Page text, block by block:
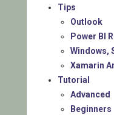
Tips
Outlook
Power BI
Windows,
Xamarin
Tutorial
Advanced
Beginners